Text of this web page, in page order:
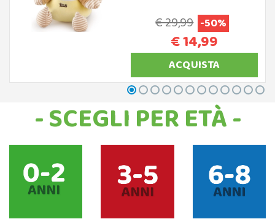
€ 29,99 -50%
€ 14,99
ACQUISTA
- SCEGLI PER ETÀ -